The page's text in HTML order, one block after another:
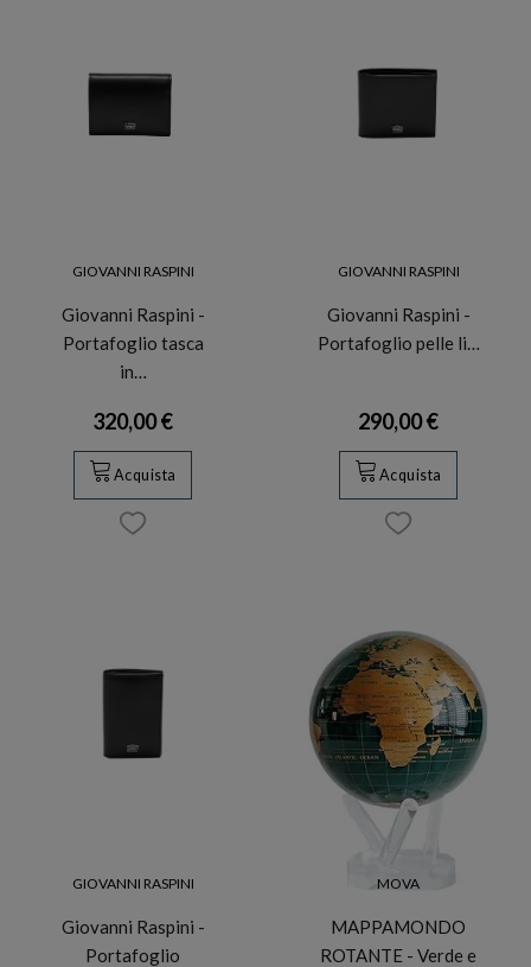
GIOVANNI RASPINI
Giovanni Raspini -
Portafoglio tasca
in…
320,00 €
Acquista
GIOVANNI RASPINI
Giovanni Raspini -
Portafoglio pelle li…
290,00 €
Acquista
GIOVANNI RASPINI
Giovanni Raspini -
Portafoglio
MOVA
MAPPAMONDO
ROTANTE - Verde e